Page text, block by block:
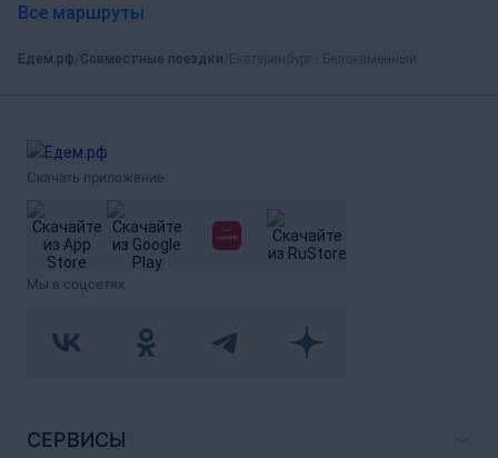
Все маршруты
Едем.рф Совместные поездки
Скачать приложение
Мы в соцсетях
СЕРВИСЫ